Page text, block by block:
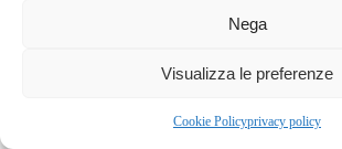
Nega
Visualizza le preferenze
Cookie Policyprivacy policy
Contattateci oggi per una
sogno di un’energia pulita e